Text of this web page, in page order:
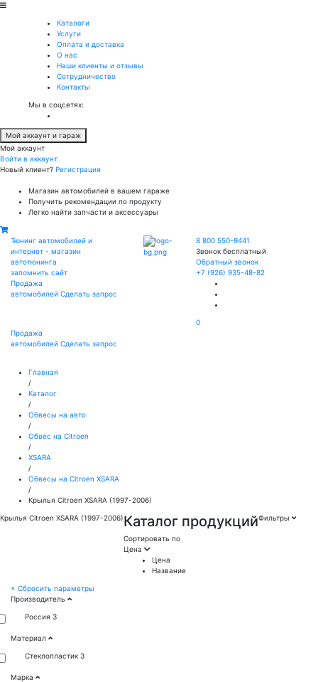
Каталоги
Услуги
Оплата и доставка
О нас
Наши клиенты и отзывы
Сотрудничество
Контакты
Мы в соцсетях:
Мой аккаунт и гараж
Мой аккаунт
Войти в аккаунт
Новый клиент? Регистрация
Магазин автомобилей в вашем гараже
Получить рекомендации по продукту
Легко найти запчасти и аксессуары
Тюнинг автомобилей и
интернет - магазин
автотюнинга
запомнить сайт
Продажа
автомобилей Сделать запрос
8 800 550-9441
Звонок бесплатный
Обратный звонок
+7 (926) 935-48-82
0
Продажа
автомобилей Сделать запрос
Главная
/
Каталог
/
Обвесы на авто
/
Обвес на Citroen
/
XSARA
/
Обвесы на Citroen XSARA
/
Крылья Citroen XSARA (1997-2006)
Крылья Citroen XSARA (1997-2006)Каталог продукций
Сортировать по
Цена
Цена
Название
Фильтры
× Сбросить параметры
Производитель
Россия 3
Материал
Стеклопластик 3
Марка